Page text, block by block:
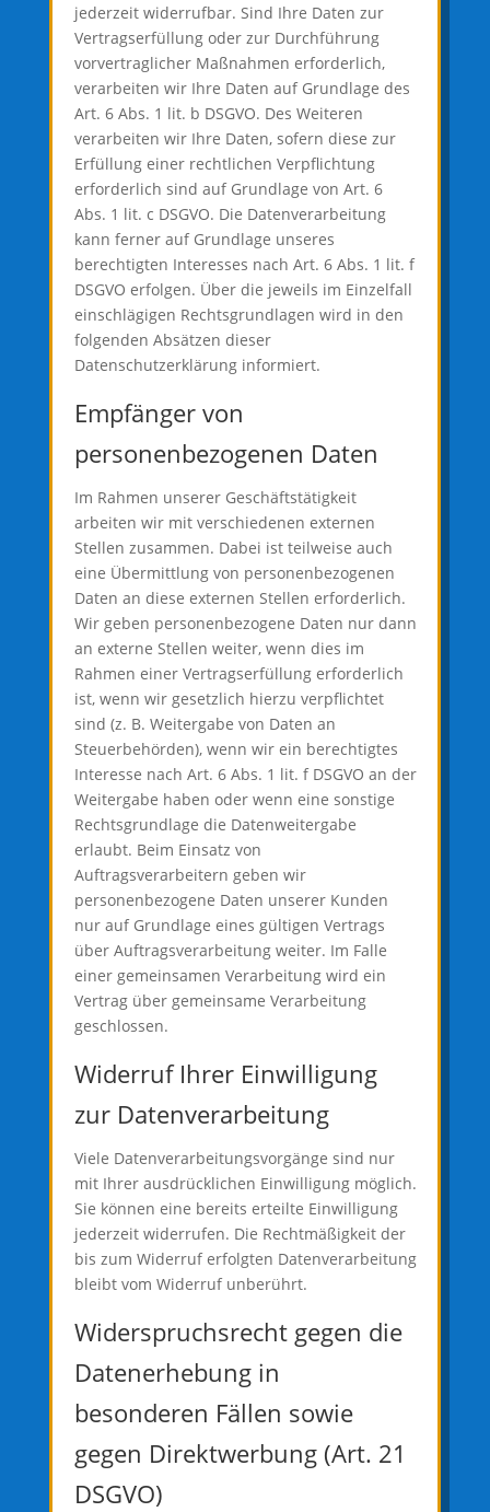
jederzeit widerrufbar. Sind Ihre Daten zur
Vertragserfüllung oder zur Durchführung
vorvertraglicher Maßnahmen erforderlich,
verarbeiten wir Ihre Daten auf Grundlage des
Art. 6 Abs. 1 lit. b DSGVO. Des Weiteren
verarbeiten wir Ihre Daten, sofern diese zur
Erfüllung einer rechtlichen Verpflichtung
erforderlich sind auf Grundlage von Art. 6
Abs. 1 lit. c DSGVO. Die Datenverarbeitung
kann ferner auf Grundlage unseres
berechtigten Interesses nach Art. 6 Abs. 1 lit. f
DSGVO erfolgen. Über die jeweils im Einzelfall
einschlägigen Rechtsgrundlagen wird in den
folgenden Absätzen dieser
Datenschutzerklärung informiert.
Empfänger von
personenbezogenen Daten
Im Rahmen unserer Geschäftstätigkeit
arbeiten wir mit verschiedenen externen
Stellen zusammen. Dabei ist teilweise auch
eine Übermittlung von personenbezogenen
Daten an diese externen Stellen erforderlich.
Wir geben personenbezogene Daten nur dann
an externe Stellen weiter, wenn dies im
Rahmen einer Vertragserfüllung erforderlich
ist, wenn wir gesetzlich hierzu verpflichtet
sind (z. B. Weitergabe von Daten an
Steuerbehörden), wenn wir ein berechtigtes
Interesse nach Art. 6 Abs. 1 lit. f DSGVO an der
Weitergabe haben oder wenn eine sonstige
Rechtsgrundlage die Datenweitergabe
erlaubt. Beim Einsatz von
Auftragsverarbeitern geben wir
personenbezogene Daten unserer Kunden
nur auf Grundlage eines gültigen Vertrags
über Auftragsverarbeitung weiter. Im Falle
einer gemeinsamen Verarbeitung wird ein
Vertrag über gemeinsame Verarbeitung
geschlossen.
Widerruf Ihrer Einwilligung
zur Datenverarbeitung
Viele Datenverarbeitungsvorgänge sind nur
mit Ihrer ausdrücklichen Einwilligung möglich.
Sie können eine bereits erteilte Einwilligung
jederzeit widerrufen. Die Rechtmäßigkeit der
bis zum Widerruf erfolgten Datenverarbeitung
bleibt vom Widerruf unberührt.
Widerspruchsrecht gegen die
Datenerhebung in
besonderen Fällen sowie
gegen Direktwerbung (Art. 21
DSGVO)